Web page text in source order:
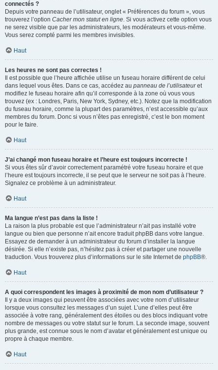
connectés ?
Depuis votre panneau de l’utilisateur, onglet « Préférences du forum », vous
trouverez l’option Cacher mon statut en ligne. Si vous activez cette option vous
ne serez visible que par les administrateurs, les modérateurs et vous-même.
Vous serez compté parmi les membres invisibles.
Haut
Les heures ne sont pas correctes !
Il est possible que l’heure affichée utilise un fuseau horaire différent de celui
dans lequel vous êtes. Dans ce cas, accédez au panneau de l’utilisateuret
modifiez le fuseau horaire afin qu’il corresponde à la zone où vous vous
trouvez (ex : Londres, Paris, New York, Sydney, etc.). Notez que la modification
du fuseau horaire, comme la plupart des paramètres, n’est accessible qu’aux
membres du forum. Donc si vous n’êtes pas enregistré, c’est le bon moment
pour le faire.
Haut
J’ai changé mon fuseau horaire et l’heure est toujours incorrecte !
Si vous êtes sûr d’avoir correctement paramétré votre fuseau horaire et que
l’heure est toujours incorrecte, il se peut que le serveur ne soit pas à l’heure.
Signalez ce problème à un administrateur.
Haut
Ma langue n’est pas dans la liste !
La raison la plus probable est que l’administrateur n’ait pas installé votre
langue ou bien que personne n’ait encore traduit phpBB dans votre langue.
Essayez de demander à un administrateur du forum d’installer la langue
désirée. Si elle n’existe pas, n’hésitez pas à créer et partager une nouvelle
traduction. Vous trouverez plus d’informations sur le site Internet de phpBB®.
Haut
A quoi correspondent les images à proximité de mon nom d’utilisateur ?
Il y a deux images qui peuvent être associées avec votre nom d’utilisateur
lorsque vous consultez les messages d’un sujet. L’une d’elles peut être
associée à votre rang, généralement des étoiles ou des blocs indiquant votre
nombre de messages ou votre statut sur le forum. La seconde image, souvent
plus grande, est connue sous le nom d’avatar et généralement est unique ou
propre à chaque membre.
Haut